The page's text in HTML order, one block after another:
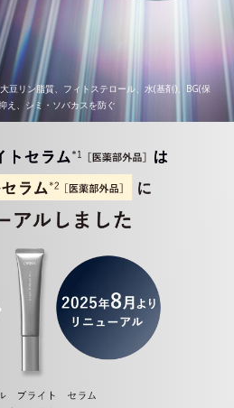
豆リン脂質、フィトステロール、水(基剤)、BG(保
え、シミ・ソバカスを防ぐ